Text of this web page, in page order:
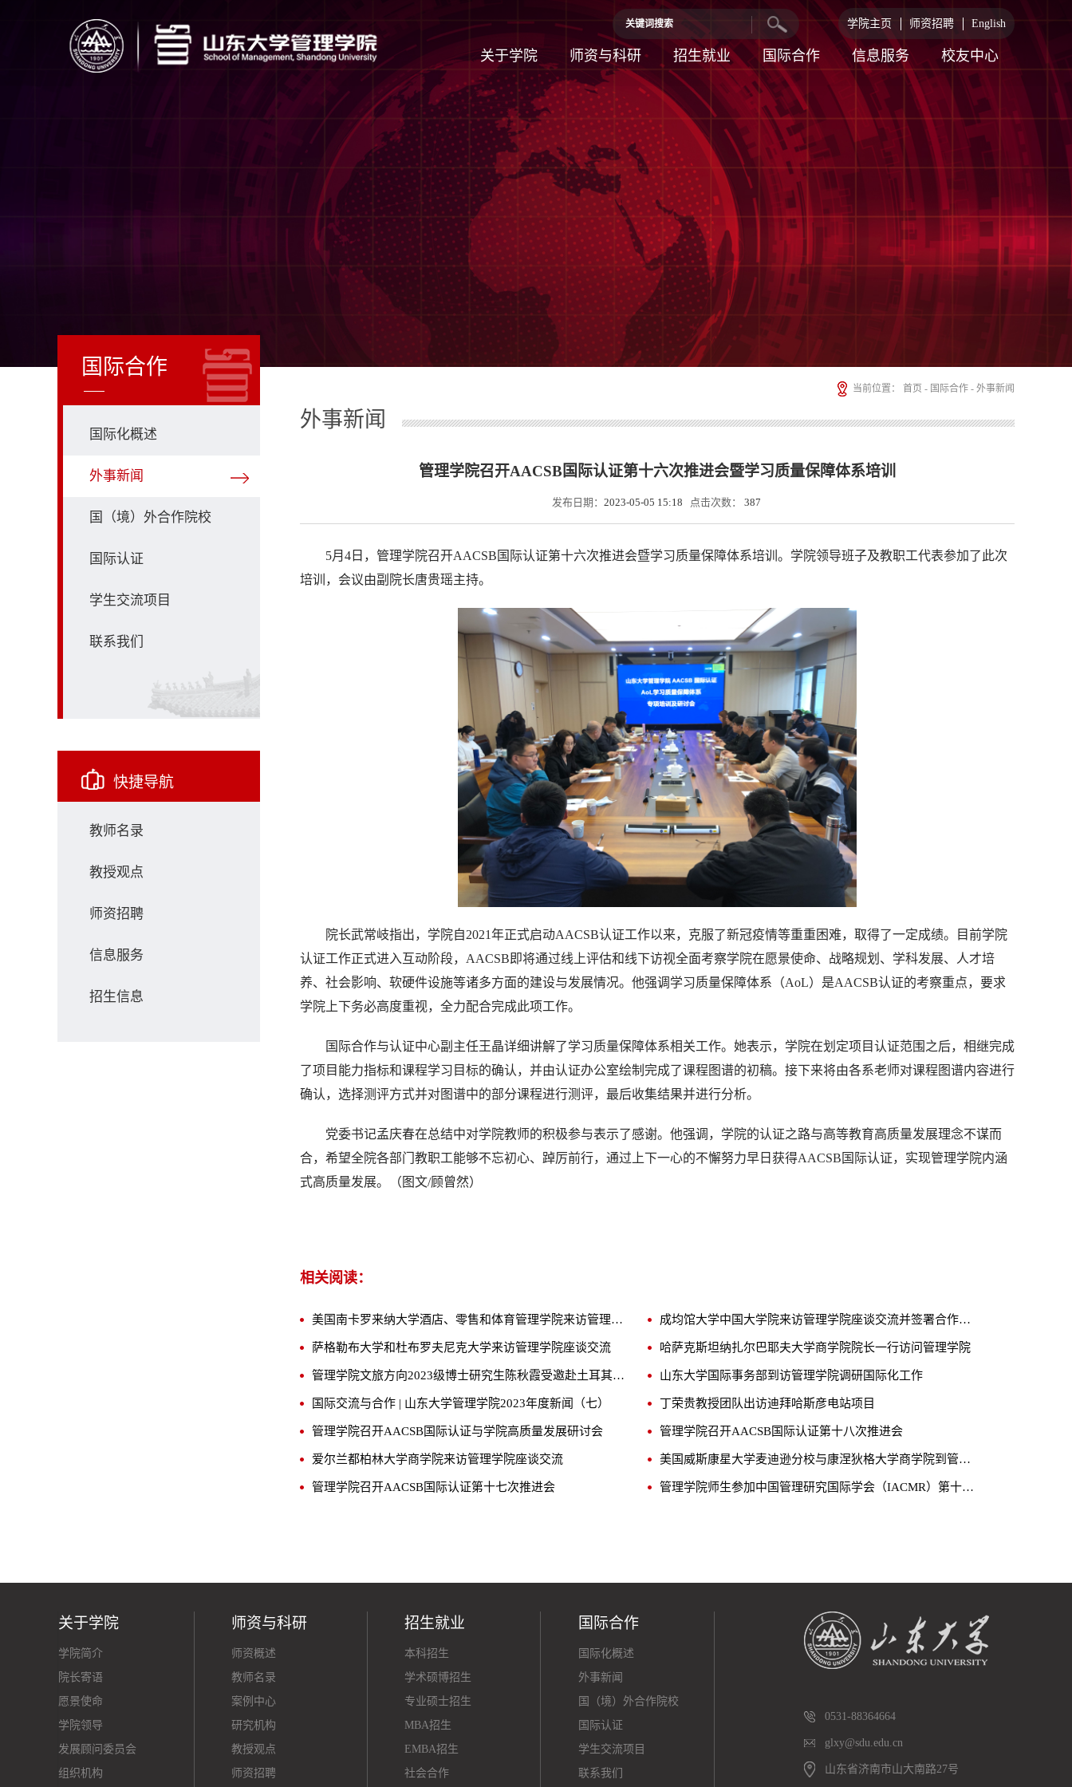
学院主页 师资招聘 English
关于学院 师资与科研 招生就业 国际合作 信息服务 校友中心
国际合作
国际化概述
外事新闻
国（境）外合作院校
国际认证
学生交流项目
联系我们
快捷导航
教师名录
教授观点
师资招聘
信息服务
招生信息
当前位置： 首页 - 国际合作 - 外事新闻
外事新闻
管理学院召开AACSB国际认证第十六次推进会暨学习质量保障体系培训
发布日期： 2023-05-05 15:18 点击次数： 387
5月4日，管理学院召开AACSB国际认证第十六次推进会暨学习质量保障体系培训。学院领导班子及教职工代表参加了此次
培训，会议由副院长唐贵瑶主持。
院长武常岐指出，学院自2021年正式启动AACSB认证工作以来，克服了新冠疫情等重重困难，取得了一定成绩。目前学院
认证工作正式进入互动阶段，AACSB即将通过线上评估和线下访视全面考察学院在愿景使命、战略规划、学科发展、人才培
养、社会影响、软硬件设施等诸多方面的建设与发展情况。他强调学习质量保障体系（AoL）是AACSB认证的考察重点，要求
学院上下务必高度重视，全力配合完成此项工作。
国际合作与认证中心副主任王晶详细讲解了学习质量保障体系相关工作。她表示，学院在划定项目认证范围之后，相继完成
了项目能力指标和课程学习目标的确认，并由认证办公室绘制完成了课程图谱的初稿。接下来将由各系老师对课程图谱内容进行
确认，选择测评方式并对图谱中的部分课程进行测评，最后收集结果并进行分析。
党委书记孟庆春在总结中对学院教师的积极参与表示了感谢。他强调，学院的认证之路与高等教育高质量发展理念不谋而
合，希望全院各部门教职工能够不忘初心、踔厉前行，通过上下一心的不懈努力早日获得AACSB国际认证，实现管理学院内涵
式高质量发展。（图文/顾曾然）
相关阅读：
美国南卡罗来纳大学酒店、零售和体育管理学院来访管理学院交流座谈 成均馆大学中国大学院来访管理学院座谈交流并签署合作谅解备忘录
萨格勒布大学和杜布罗夫尼克大学来访管理学院座谈交流 哈萨克斯坦纳扎尔巴耶夫大学商学院院长一行访问管理学院
管理学院文旅方向2023级博士研究生陈秋霞受邀赴土耳其参加第31届IFITT年会 山东大学国际事务部到访管理学院调研国际化工作
国际交流与合作 | 山东大学管理学院2023年度新闻（七） 丁荣贵教授团队出访迪拜哈斯彦电站项目
管理学院召开AACSB国际认证与学院高质量发展研讨会 管理学院召开AACSB国际认证第十八次推进会
爱尔兰都柏林大学商学院来访管理学院座谈交流 美国威斯康星大学麦迪逊分校与康涅狄格大学商学院到管理学院交流座谈
管理学院召开AACSB国际认证第十七次推进会 管理学院师生参加中国管理研究国际学会（IACMR）第十届双年会并作多场报告
关于学院
学院简介
院长寄语
愿景使命
学院领导
发展顾问委员会
组织机构
师资与科研
师资概述
教师名录
案例中心
研究机构
教授观点
师资招聘
招生就业
本科招生
学术硕博招生
专业硕士招生
MBA招生
EMBA招生
社会合作
国际合作
国际化概述
外事新闻
国（境）外合作院校
国际认证
学生交流项目
联系我们
0531-88364664
glxy@sdu.edu.cn
山东省济南市山大南路27号